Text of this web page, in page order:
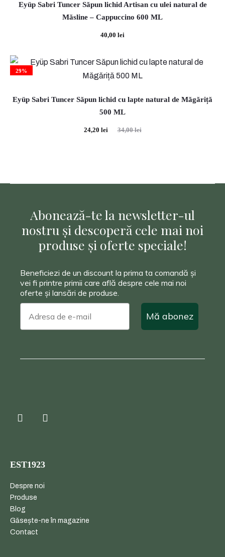
Eyüp Sabri Tuncer Săpun lichid Artisan cu ulei natural de
Măsline – Cappuccino 600 ML
40,00 lei
29%
Eyüp Sabri Tuncer Săpun lichid cu lapte natural de Măgăriță
500 ML
34,00lei
Prețul
24,20 lei
Prețul
Abonează-te la newsletter-ul
nostru și descoperă cele mai noi
produse și oferte speciale!
Beneficiezi de un discount la prima ta comandă și
vei fi printre primii care află despre cele mai noi
oferte și lansări de produse.
Mă abonez
EST1923
Despre noi
Produse
Blog
Găsește-ne în magazine
Contact